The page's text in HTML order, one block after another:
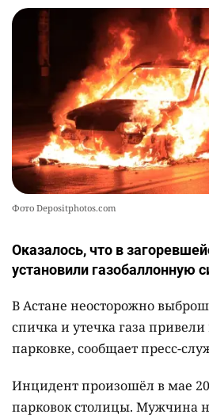
Фото Depositphotos.com
Оказалось, что в
установили газобаллонную
В Астане неосторожно
спичка и утечка газа
парковке, сообщает пресс-
Инцидент произошёл в мае
парковок столицы. Мужчина